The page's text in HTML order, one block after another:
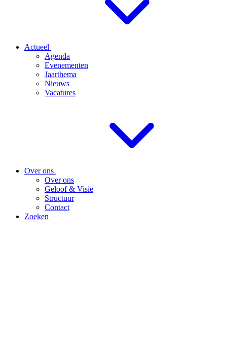
Actueel
Agenda
Evenementen
Jaarthema
Nieuws
Vacatures
Over ons
Over ons
Geloof & Visie
Structuur
Contact
Zoeken